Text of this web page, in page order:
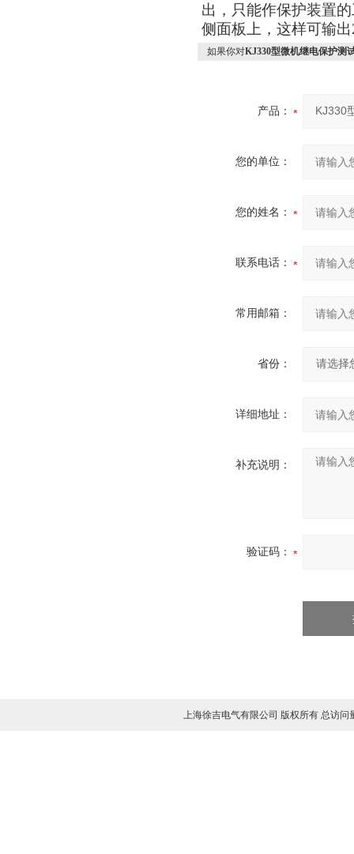
出，只能作保护装置
侧面板上，这样可输
如果你对KJ330型微机继电保护测
产品：
您的单位：
您的姓名：
联系电话：
常用邮箱：
省份：
详细地址：
补充说明：
验证码：
上海徐吉电气有限公司 版权所有 总访问